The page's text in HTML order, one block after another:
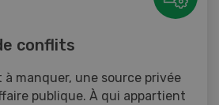
conflits
à manquer, une source privée
publique. À qui appartient